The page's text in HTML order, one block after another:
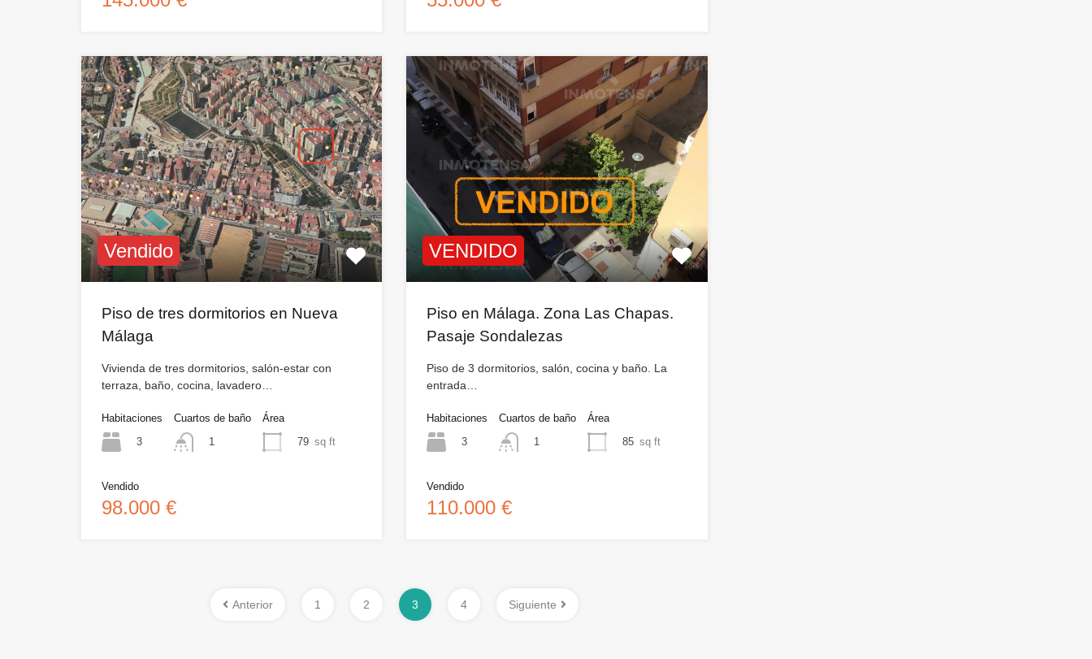
Vendido
Piso de tres dormitorios en Nueva
Málaga
Vivienda de tres dormitorios, salón-estar con
terraza, baño, cocina, lavadero…
Habitaciones
3
Cuartos de baño
1
Área
79 sq ft
Vendido
98.000 €
VENDIDO
Piso en Málaga. Zona Las Chapas.
Pasaje Sondalezas
Piso de 3 dormitorios, salón, cocina y baño. La
entrada…
Habitaciones
3
Cuartos de baño
1
Área
85 sq ft
Vendido
110.000 €
Anterior 1 2 3 4 Siguiente